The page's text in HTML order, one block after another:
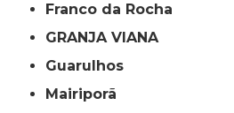
Franco da Rocha
GRANJA VIANA
Guarulhos
Mairiporã